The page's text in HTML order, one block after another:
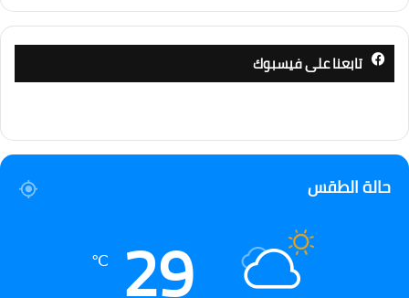
تابعنا على فيسبوك
حالة الطقس
29
℃